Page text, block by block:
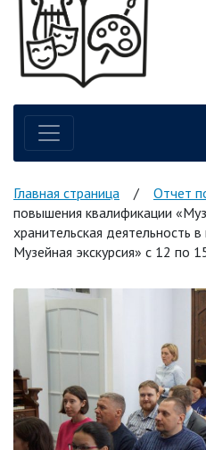
Навигация
Главная страница / Отчет
повышения квалификации
хранительская деятельность
Музейная экскурсия» с 12 по